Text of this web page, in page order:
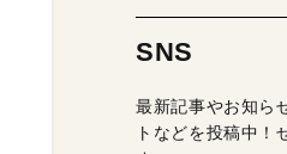
SNS
最新記事やお知ら
トなどを投稿中！